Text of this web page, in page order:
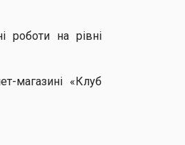
роботи на рівні
магазині «Клуб